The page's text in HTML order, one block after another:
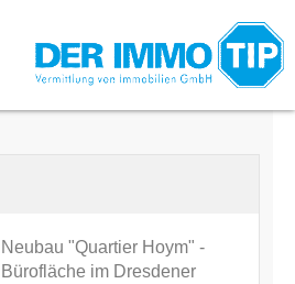
Neubau "Quartier Hoym" -
Bürofläche im Dresdener